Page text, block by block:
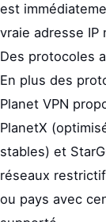
est
vraie adresse IP
Des protocoles
En plus des
Planet VPN
PlanetX
stables) et
réseaux
ou pays avec